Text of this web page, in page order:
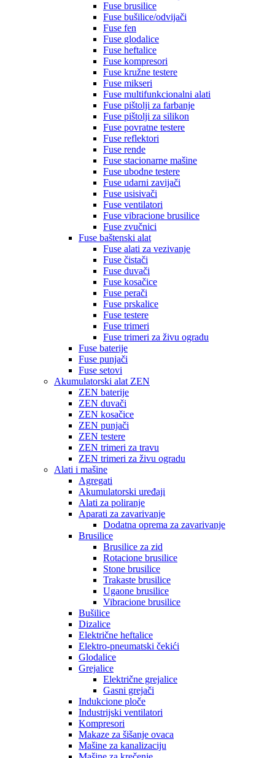
Fuse brusilice
Fuse bušilice/odvijači
Fuse fen
Fuse glodalice
Fuse heftalice
Fuse kompresori
Fuse kružne testere
Fuse mikseri
Fuse multifunkcionalni alati
Fuse pištolji za farbanje
Fuse pištolji za silikon
Fuse povratne testere
Fuse reflektori
Fuse rende
Fuse stacionarne mašine
Fuse ubodne testere
Fuse udarni zavijači
Fuse usisivači
Fuse ventilatori
Fuse vibracione brusilice
Fuse zvučnici
Fuse baštenski alat
Fuse alati za vezivanje
Fuse čistači
Fuse duvači
Fuse kosačice
Fuse perači
Fuse prskalice
Fuse testere
Fuse trimeri
Fuse trimeri za živu ogradu
Fuse baterije
Fuse punjači
Fuse setovi
Akumulatorski alat ZEN
ZEN baterije
ZEN duvači
ZEN kosačice
ZEN punjači
ZEN testere
ZEN trimeri za travu
ZEN trimeri za živu ogradu
Alati i mašine
Agregati
Akumulatorski uređaji
Alati za poliranje
Aparati za zavarivanje
Dodatna oprema za zavarivanje
Brusilice
Brusilice za zid
Rotacione brusilice
Stone brusilice
Trakaste brusilice
Ugaone brusilice
Vibracione brusilice
Bušilice
Dizalice
Električne heftalice
Elektro-pneumatski čekići
Glodalice
Grejalice
Električne grejalice
Gasni grejači
Indukcione ploče
Industrijski ventilatori
Kompresori
Makaze za šišanje ovaca
Mašine za kanalizaciju